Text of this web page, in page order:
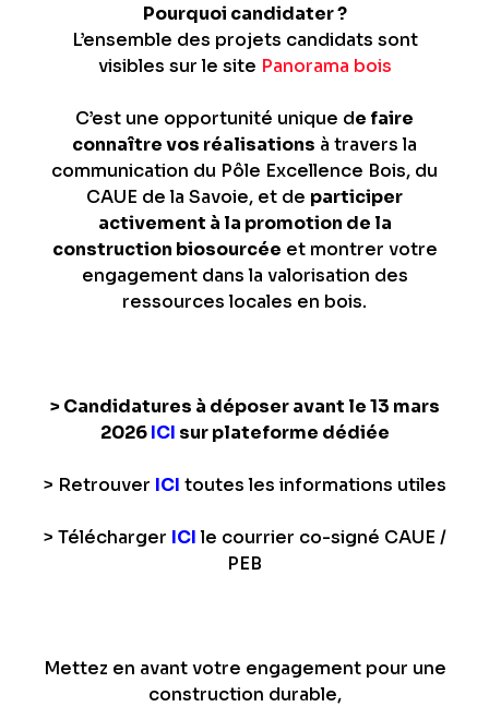
Pourquoi candidater ?
L’ensemble des projets candidats sont
visibles sur le site Panorama bois
C’est une opportunité unique de faire
connaître vos réalisations à travers la
communication du Pôle Excellence Bois, du
CAUE de la Savoie, et de participer
activement à la promotion de la
construction biosourcée et montrer votre
engagement dans la valorisation des
ressources locales en bois.
> Candidatures à déposer avant le 13 mars
2026ICI sur plateforme dédiée
> Retrouver ICI toutes les informations utiles
> Télécharger ICIle courrier co-signé CAUE /
PEB
Mettez en avant votre engagement pour une
construction durable,